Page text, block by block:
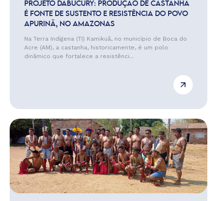
PROJETO DABUCURY: PRODUÇÃO DE CASTANHA
É FONTE DE SUSTENTO E RESISTÊNCIA DO POVO
APURINÃ, NO AMAZONAS
Na Terra Indígena (TI) Kamikuã, no município de Boca do
Acre (AM), a castanha, historicamente, é um polo
dinâmico que fortalece a resistênci...